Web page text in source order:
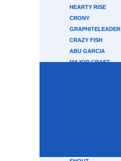
HEARTY RISE
CRONY
GRAPHITELEADER
CRAZY FISH
ABU GARCIA
MAJOR CRAFT